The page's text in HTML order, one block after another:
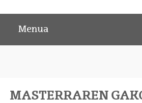
Menua
MASTERRAREN